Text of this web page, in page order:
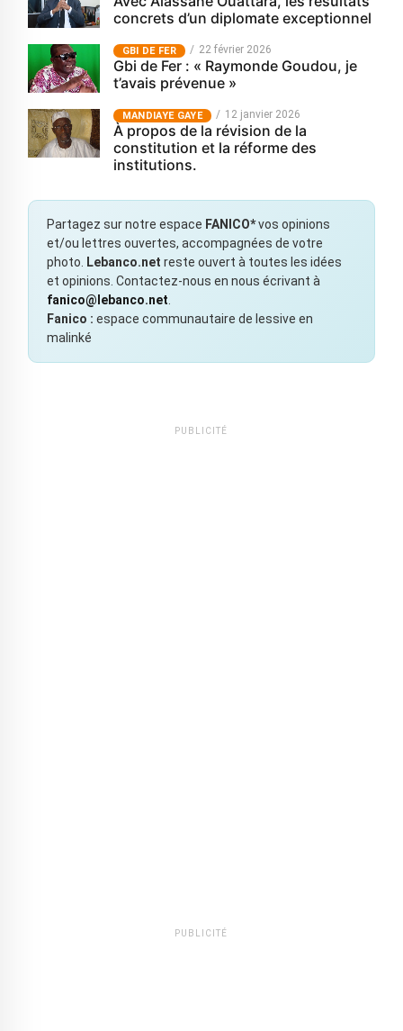
concrets d’un diplomate exceptionnel
GBI DE FER 22 février 2026
Gbi de Fer : « Raymonde Goudou, je
t’avais prévenue »
MANDIAYE GAYE 12 janvier 2026
À propos de la révision de la
constitution et la réforme des
institutions.
Partagez sur notre espace FANICO*vos opinions
et/ou lettres ouvertes, accompagnées de votre
photo.
Lebanco.net reste ouvert à toutes les idées
et opinions. Contactez-nous en nous écrivant à
fanico@lebanco.net
Fanico : espace communautaire de lessive en
malinké
PUBLICITÉ
PUBLICITÉ